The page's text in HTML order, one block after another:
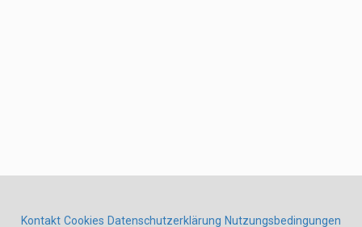
Kontakt Cookies Datenschutzerklärung Nutzungsbedingungen